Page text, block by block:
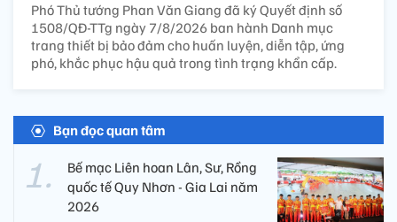
Phó Thủ tướng Phan Văn Giang đã ký Quyết định số
1508/QĐ-TTg ngày 7/8/2026 ban hành Danh mục
trang thiết bị bảo đảm cho huấn luyện, diễn tập, ứng
phó, khắc phục hậu quả trong tình trạng khẩn cấp.
Bạn đọc quan tâm
Bế mạc Liên hoan Lân, Sư, Rồng
quốc tế Quy Nhơn - Gia Lai năm
2026